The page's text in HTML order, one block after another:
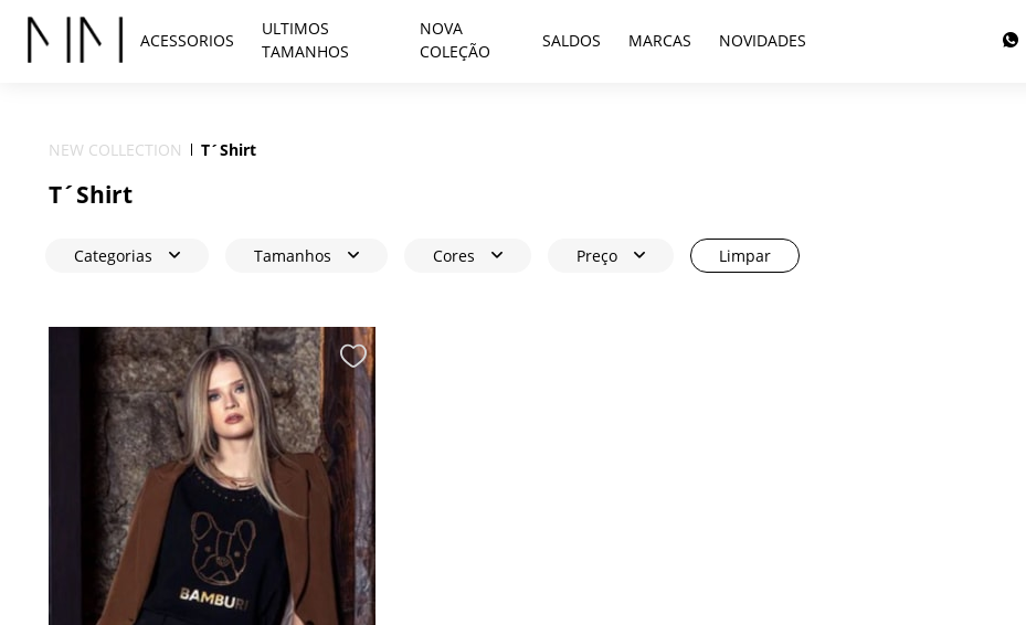
ACESSORIOS
ULTIMOS
TAMANHOS
NOVA
COLEÇÃO
SALDOS MARCAS NOVIDADES
NEW COLLECTION T´Shirt
T´Shirt
Categorias Tamanhos Cores Preço Limpar